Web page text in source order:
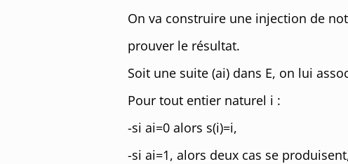
On va construire une injection de
prouver le résultat.
Soit une suite (ai) dans E, on lui
Pour tout entier naturel i :
-si ai=0 alors s(i)=i,
-si ai=1, alors deux cas se